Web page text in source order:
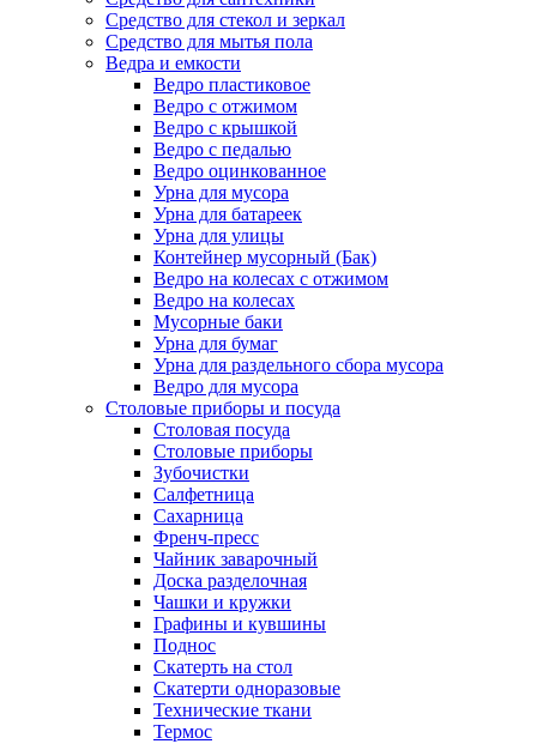
Средство для стекол и зеркал
Средство для мытья пола
Ведра и емкости
Ведро пластиковое
Ведро с отжимом
Ведро с крышкой
Ведро с педалью
Ведро оцинкованное
Урна для мусора
Урна для батареек
Урна для улицы
Контейнер мусорный (Бак)
Ведро на колесах с отжимом
Ведро на колесах
Мусорные баки
Урна для бумаг
Урна для раздельного сбора мусора
Ведро для мусора
Столовые приборы и посуда
Столовая посуда
Столовые приборы
Зубочистки
Салфетница
Сахарница
Френч-пресс
Чайник заварочный
Доска разделочная
Чашки и кружки
Графины и кувшины
Поднос
Скатерть на стол
Скатерти одноразовые
Технические ткани
Термос